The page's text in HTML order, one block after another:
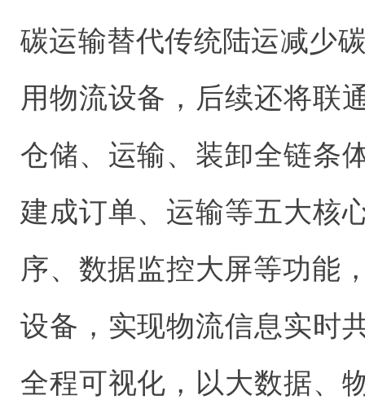
碳运输替代传统陆运减少
用物流设备，后续还将联
仓储、运输、装卸全链条
建成订单、运输等五大核
序、数据监控大屏等功能
设备，实现物流信息实时
全程可视化，以大数据、